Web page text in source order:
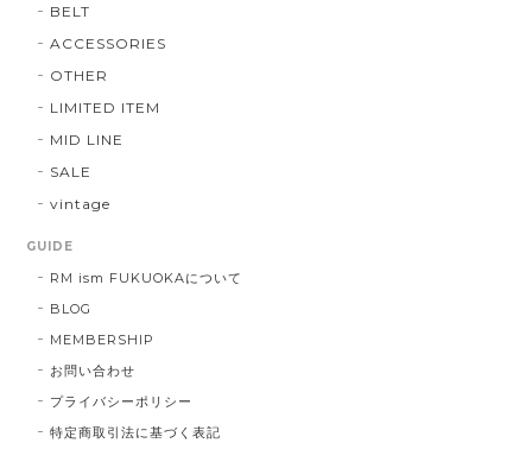
BELT
ACCESSORIES
OTHER
LIMITED ITEM
MID LINE
SALE
vintage
GUIDE
RM ism FUKUOKAについて
BLOG
MEMBERSHIP
お問い合わせ
プライバシーポリシー
特定商取引法に基づく表記